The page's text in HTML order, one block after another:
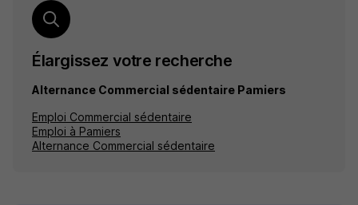
Élargissez votre recherche
Alternance Commercial sédentaire Pamiers
Emploi Commercial sédentaire
Emploi à Pamiers
Alternance Commercial sédentaire